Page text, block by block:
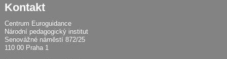
Kontakt
Centrum Euroguidance
Národní pedagogický institut
Senovážné náměstí 872/25
110 00 Praha 1